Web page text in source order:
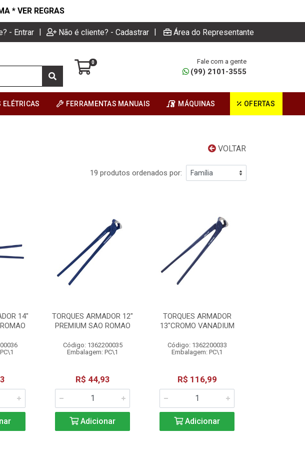
* VER REGRAS
- Entrar | Não é cliente? - Cadastrar | Área do Representante
0 Fale com a gente
(99) 2101-3555
ELÉTRICAS FERRAMENTAS MANUAIS MÁQUINAS OFERTAS
VOLTAR
19 produtos ordenados por:
14"
TORQUES ARMADOR 12"
PREMIUM SAO ROMAO
Código: 1362200035
Embalagem: PC\1
R$ 44,93
Adicionar
TORQUES ARMADOR
13"CROMO VANADIUM
Código: 1362200033
Embalagem: PC\1
R$ 116,99
Adicionar